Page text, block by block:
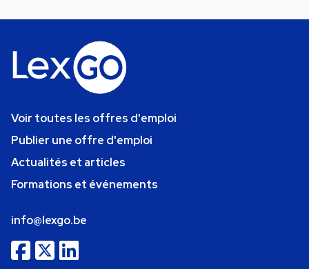
Voir toutes les offres d'emploi
Publier une offre d'emploi
Actualités et articles
Formations et événements
info@lexgo.be